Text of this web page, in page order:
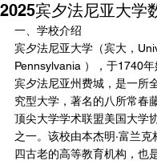
2025宾夕法尼亚大学
一、学校介绍
宾夕法尼亚大学（宾大，
Pennsylvania ），于1740
宾夕法尼亚州费城，是一所
究型大学，著名的八所常春
顶尖大学学术联盟美国大学
之一。该校由本杰明·富兰
四古老的高等教育机构，也